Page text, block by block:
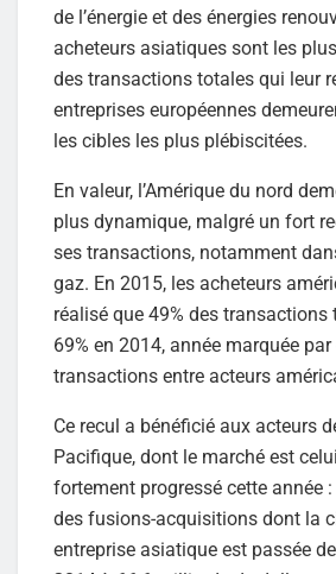
de l’énergie et des énergies
acheteurs asiatiques sont les
des transactions totales qui leur
entreprises européennes
les cibles les plus plébiscitées.
En valeur, l’Amérique du nord
plus dynamique, malgré un fort
ses transactions, notamment
gaz. En 2015, les acheteurs
réalisé que 49% des transactions
69% en 2014, année marquée
transactions entre acteurs
Ce recul a bénéficié aux acteurs
Pacifique, dont le marché est
fortement progressé cette année
des fusions-acquisitions dont la
entreprise asiatique est passée